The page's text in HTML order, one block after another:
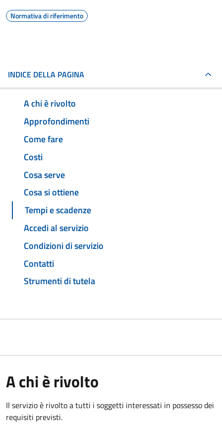
Normativa di riferimento
INDICE DELLA PAGINA
A chi è rivolto
Approfondimenti
Come fare
Costi
Cosa serve
Cosa si ottiene
Tempi e scadenze
Accedi al servizio
Condizioni di servizio
Contatti
Strumenti di tutela
A chi è rivolto
Il servizio è rivolto a tutti i soggetti interessati in possesso dei
requisiti previsti.